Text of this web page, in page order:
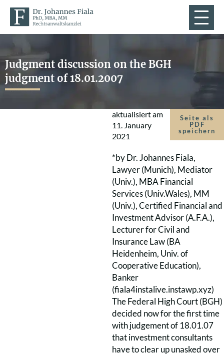
Judgment discussion on the BGH
judgment of 18.01.2007
aktualisiert am
11. January
2021
Seite als
PDF
speichern
*by Dr. Johannes Fiala,
Lawyer (Munich), Mediator
(Univ.), MBA Financial
Services (Univ.Wales), MM
(Univ.), Certified Financial and
Investment Advisor (A.F.A.),
Lecturer for Civil and
Insurance Law (BA
Heidenheim, Univ. of
Cooperative Education),
Banker
(fiala4instalive.instawp.xyz)
The Federal High Court (BGH)
decided now for the first time
with judgement of 18.01.07
that investment consultants
have to clear up unasked over